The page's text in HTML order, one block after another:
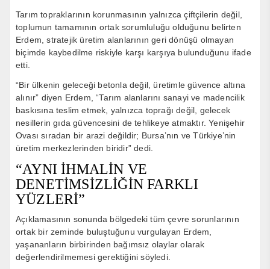
Tarım topraklarının korunmasının yalnızca çiftçilerin değil,
toplumun tamamının ortak sorumluluğu olduğunu belirten
Erdem, stratejik üretim alanlarının geri dönüşü olmayan
biçimde kaybedilme riskiyle karşı karşıya bulunduğunu ifade
etti.
“Bir ülkenin geleceği betonla değil, üretimle güvence altına
alınır” diyen Erdem, “Tarım alanlarını sanayi ve madencilik
baskısına teslim etmek, yalnızca toprağı değil, gelecek
nesillerin gıda güvencesini de tehlikeye atmaktır. Yenişehir
Ovası sıradan bir arazi değildir; Bursa’nın ve Türkiye’nin
üretim merkezlerinden biridir” dedi.
“AYNI İHMALİN VE
DENETİMSİZLİĞİN FARKLI
YÜZLERİ”
Açıklamasının sonunda bölgedeki tüm çevre sorunlarının
ortak bir zeminde buluştuğunu vurgulayan Erdem,
yaşananların birbirinden bağımsız olaylar olarak
değerlendirilmemesi gerektiğini söyledi.